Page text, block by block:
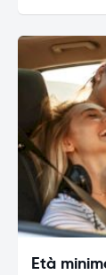
Età